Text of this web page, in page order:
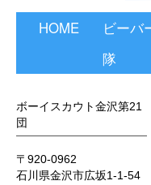
HOME
ビーバ
隊
ボーイスカウト金沢第21
団
〒920-0962
石川県金沢市広坂1-1-54